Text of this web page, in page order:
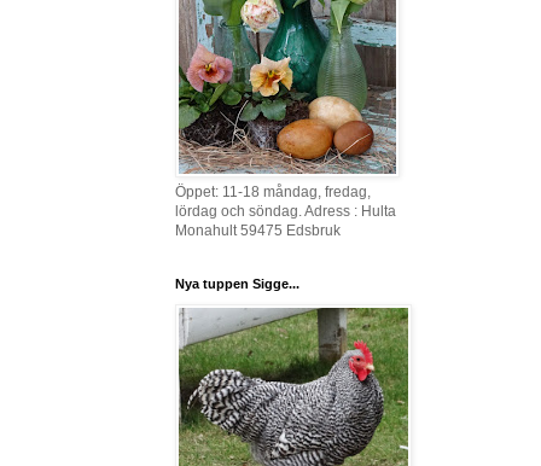
Öppet: 11-18 måndag, fredag,
lördag och söndag. Adress : Hulta
Monahult 59475 Edsbruk
Nya tuppen Sigge...